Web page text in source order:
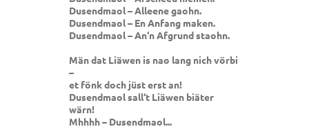
Dusendmaol – Alleene gaohn.
Dusendmaol – En Anfang maken.
Dusendmaol – An‘n Afgrund staohn.
Män dat Liäwen is nao lang nich vörbi
–
et fönk doch jüst erst an!
Dusendmaol sall‘t Liäwen biäter
wärn!
Mhhhh – Dusendmaol...